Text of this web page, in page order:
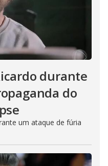
durante
do
um ataque de fúria